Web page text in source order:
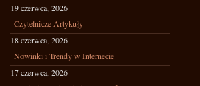
19 czerwca, 2026
Czytelnicze Artykuły
18 czerwca, 2026
Nowinki i Trendy w Internecie
17 czerwca, 2026